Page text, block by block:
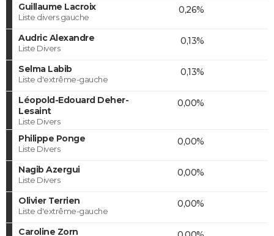
Guillaume Lacroix
Liste divers gauche
0,26%
Audric Alexandre
Liste Divers
0,13%
Selma Labib
Liste d'extrême-gauche
0,13%
Léopold-Edouard Deher-
Lesaint
Liste Divers
0,00%
Philippe Ponge
Liste Divers
0,00%
Nagib Azergui
Liste Divers
0,00%
Olivier Terrien
Liste d'extrême-gauche
0,00%
Caroline Zorn